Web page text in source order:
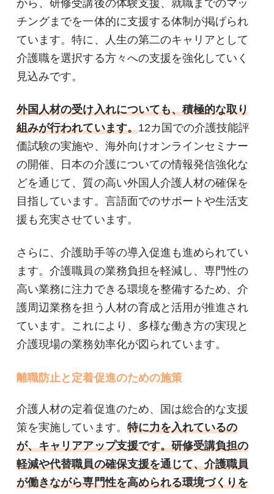
から、研修受講後の体験支援、就職までのマッ
チングまでを一体的に支援する体制が掲げられ
ています。特に、人生の第二のキャリアとして
介護職を選択する方々への支援を強化していく
見込みです。
外国人材の受け入れについても、積極的な取り
組みが行われています。12カ国での介護技能評
価試験の実施や、海外向けオンラインセミナー
の開催、日本の介護についての情報発信強化な
どを通じて、質の高い外国人介護人材の確保を
目指しています。言語面でのサポートや生活支
援も充実させています。
さらに、介護助手等の導入促進も進められてい
ます。介護職員の業務負担を軽減し、専門性の
高い業務に注力できる環境を整備するため、介
護周辺業務を担う人材の育成と活用が推進され
ています。これにより、多様な働き方の実現と
介護現場の業務効率化が図られています。
離職防止と定着促進のための施策
介護人材の定着促進のため、国は総合的な支援
策を実施しています。 特に力を入れているの
が、キャリアアップ支援です。研修受講負担の
軽減や代替職員の確保支援を通じて、介護職員
が働きながら専門性を高められる環境づくりを